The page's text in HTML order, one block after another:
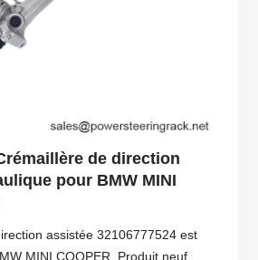
de direction
pour BMW MINI
assistée 32106777524 est
MINI COOPER. Produit neuf.